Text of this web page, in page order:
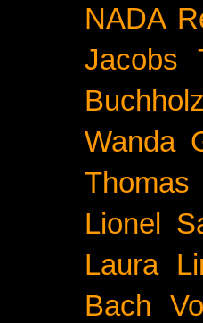
NADA
Jacobs
Buchholz
Wanda
Thomas
Lionel
Laura
Bach